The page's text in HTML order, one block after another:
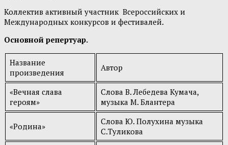
Коллектив активный участник Всероссийских и
Международных конкурсов и фестивалей.
Основной репертуар.
Название
произведения
Автор
«Вечная слава
героям»
Слова В. Лебедева Кумача,
музыка М. Блантера
«Родина»
Слова Ю. Полухина музыка
С.Туликова